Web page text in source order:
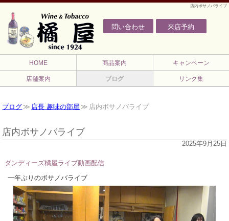
店内ボサノバライブ
問い合わせ 来店予約
HOME 商品案内 キャンペーン
店舗案内 ブログ リンク集
ブログ 店長 趣味の部屋 店内ボサノバライブ
店内ボサノバライブ
2025年9月25日
ダンディーズ橘屋ライブ動画配信
一年ぶりのボサノバライブ